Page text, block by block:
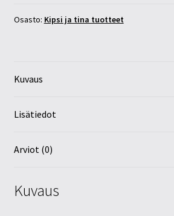
Osasto: Kipsi ja tina tuotteet
Kuvaus
Lisätiedot
Arviot (0)
Kuvaus